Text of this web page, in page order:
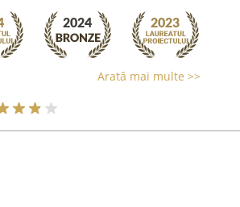
Arată mai multe >>